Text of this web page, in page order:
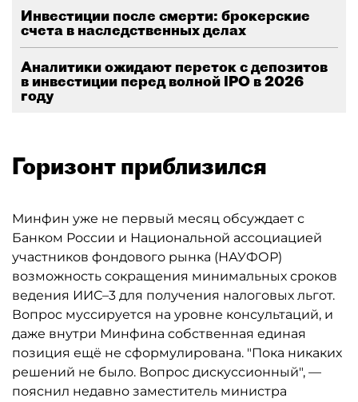
Инвестиции после смерти: брокерские
счета в наследственных делах
Аналитики ожидают переток с депозитов
в инвестиции перед волной IPO в 2026
году
Горизонт приблизился
Минфин уже не первый месяц обсуждает с
Банком России и Национальной ассоциацией
участников фондового рынка (НАУФОР)
возможность сокращения минимальных сроков
ведения ИИС–3 для получения налоговых льгот.
Вопрос муссируется на уровне консультаций, и
даже внутри Минфина собственная единая
позиция ещё не сформулирована. "Пока никаких
решений не было. Вопрос дискуссионный", —
пояснил недавно заместитель министра